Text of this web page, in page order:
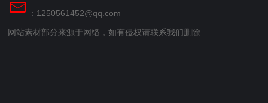
: 1250561452@qq.com
网站素材部分来源于网络，如有侵权请联系我们删除